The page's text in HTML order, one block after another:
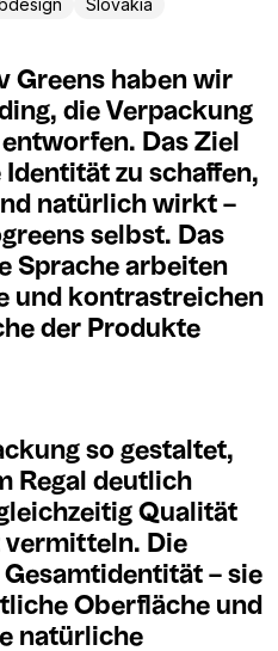
Greens haben wir
die Verpackung
Das Ziel
zu schaffen,
natürlich wirkt –
selbst. Das
Sprache arbeiten
und kontrastreichen
der Produkte
so gestaltet,
Regal deutlich
Qualität
vermitteln. Die
– sie
Oberfläche und
natürliche